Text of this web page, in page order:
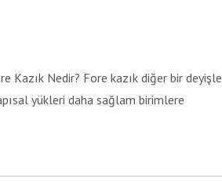
Kazık Nedir? Fore kazık diğer bir deyişle
yükleri daha sağlam birimlere